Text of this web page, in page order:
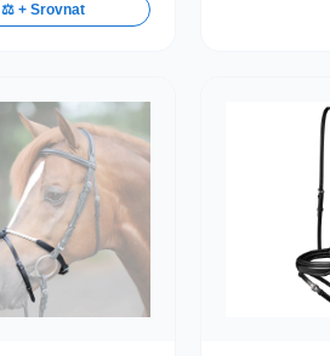
⚖️ + Srovnat